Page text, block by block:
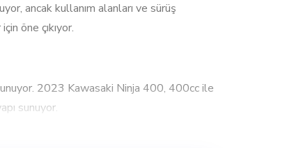
ancak kullanım alanları ve sürüş
öne çıkıyor.
2023 Kawasaki Ninja 400, 400cc ile
sunuyor.
kullanıcılar için şehir içi ve kısa